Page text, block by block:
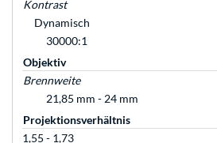
Kontrast
Dynamisch
30000:1
Objektiv
Brennweite
21,85 mm - 24 mm
Projektionsverhältnis
1,55 - 1,73